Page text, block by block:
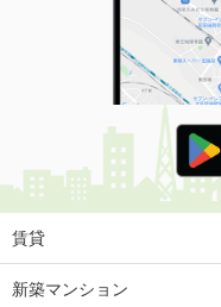
賃貸
新築マンション